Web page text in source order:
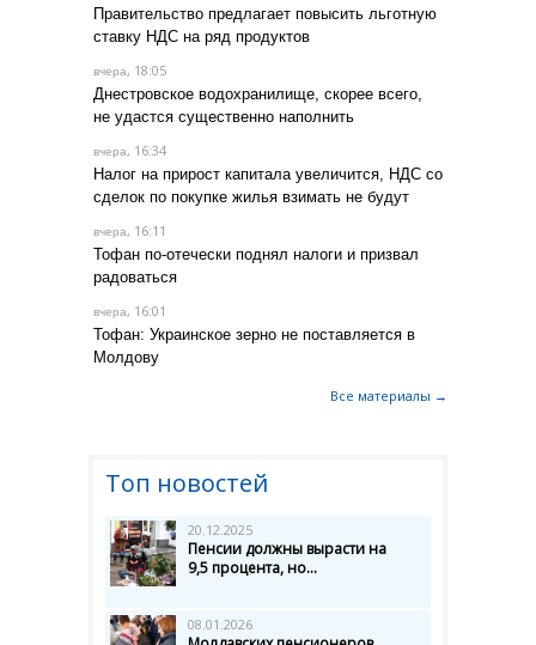
Правительство предлагает повысить льготную
ставку НДС на ряд продуктов
вчера, 18:05
Днестровское водохранилище, скорее всего,
не удастся существенно наполнить
вчера, 16:34
Налог на прирост капитала увеличится, НДС со
сделок по покупке жилья взимать не будут
вчера, 16:11
Тофан по-отечески поднял налоги и призвал
радоваться
вчера, 16:01
Тофан: Украинское зерно не поставляется в
Молдову
Все материалы →
Топ новостей
20.12.2025
Пенсии должны вырасти на
9,5 процента, но...
08.01.2026